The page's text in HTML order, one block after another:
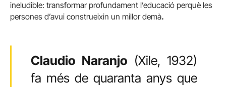
ineludible: transformar profundament l’educació perquè les
persones d’avui construeixin un millor demà.
Claudio Naranjo (Xile, 1932)
fa més de quaranta anys que